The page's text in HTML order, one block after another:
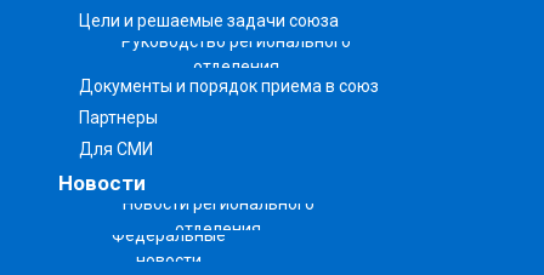
Новости
Цели и решаемые задачи союза
Руководство регионального
отделения
Документы и порядок приема в союз
Партнеры
Для СМИ
Новости регионального
отделения
Федеральные
новости